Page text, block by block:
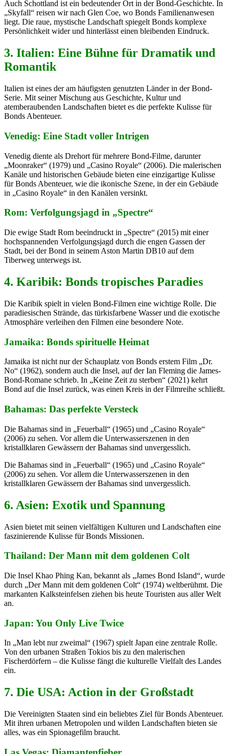
Auch Schottland ist ein bedeutender Ort in der Bond-Geschichte. In
„Skyfall“ reisen wir nach Glen Coe, wo Bonds Familienanwesen
liegt. Die raue, mystische Landschaft spiegelt Bonds komplexe
Persönlichkeit wider und hinterlässt einen bleibenden Eindruck.
3. Italien: Eine Bühne für Dramatik und
Romantik
Italien ist eines der am häufigsten genutzten Länder in der Bond-
Serie. Mit seiner Mischung aus Geschichte, Kultur und
atemberaubenden Landschaften bietet es die perfekte Kulisse für
Bonds Abenteuer.
Venedig: Eine Stadt voller Intrigen
Venedig diente als Drehort für mehrere Bond-Filme, darunter
„Moonraker“ (1979) und „Casino Royale“ (2006). Die malerischen
Kanäle und historischen Gebäude bieten eine einzigartige Kulisse
für Bonds Abenteuer, wie die ikonische Szene, in der ein Gebäude
in „Casino Royale“ in den Kanälen versinkt.
Rom: Verfolgungsjagd in „Spectre“
Die ewige Stadt Rom beeindruckt in „Spectre“ (2015) mit einer
hochspannenden Verfolgungsjagd durch die engen Gassen der
Stadt, bei der Bond in seinem Aston Martin DB10 auf dem
Tiberweg unterwegs ist.
4. Karibik: Bonds tropisches Paradies
Die Karibik spielt in vielen Bond-Filmen eine wichtige Rolle. Die
paradiesischen Strände, das türkisfarbene Wasser und die exotische
Atmosphäre verleihen den Filmen eine besondere Note.
Jamaika: Bonds spirituelle Heimat
Jamaika ist nicht nur der Schauplatz von Bonds erstem Film „Dr.
No“ (1962), sondern auch die Insel, auf der Ian Fleming die James-
Bond-Romane schrieb. In „Keine Zeit zu sterben“ (2021) kehrt
Bond auf die Insel zurück, was einen Kreis in der Filmreihe schließt.
Bahamas: Das perfekte Versteck
Die Bahamas sind in „Feuerball“ (1965) und „Casino Royale“
(2006) zu sehen. Vor allem die Unterwasserszenen in den
kristallklaren Gewässern der Bahamas sind unvergesslich.
Die Bahamas sind in „Feuerball“ (1965) und „Casino Royale“
(2006) zu sehen. Vor allem die Unterwasserszenen in den
kristallklaren Gewässern der Bahamas sind unvergesslich.
6. Asien: Exotik und Spannung
Asien bietet mit seinen vielfältigen Kulturen und Landschaften eine
faszinierende Kulisse für Bonds Missionen.
Thailand: Der Mann mit dem goldenen Colt
Die Insel Khao Phing Kan, bekannt als „James Bond Island“, wurde
durch „Der Mann mit dem goldenen Colt“ (1974) weltberühmt. Die
markanten Kalksteinfelsen ziehen bis heute Touristen aus aller Welt
an.
Japan: You Only Live Twice
In „Man lebt nur zweimal“ (1967) spielt Japan eine zentrale Rolle.
Von den urbanen Straßen Tokios bis zu den malerischen
Fischerdörfern – die Kulisse fängt die kulturelle Vielfalt des Landes
ein.
7. Die USA: Action in der Großstadt
Die Vereinigten Staaten sind ein beliebtes Ziel für Bonds Abenteuer.
Mit ihren urbanen Metropolen und wilden Landschaften bieten sie
alles, was ein Spionagefilm braucht.